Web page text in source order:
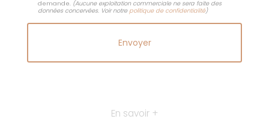
demande. (Aucune exploitation commerciale ne sera faite des
données concervées. Voir notre politique de confidentialité)
En savoir +